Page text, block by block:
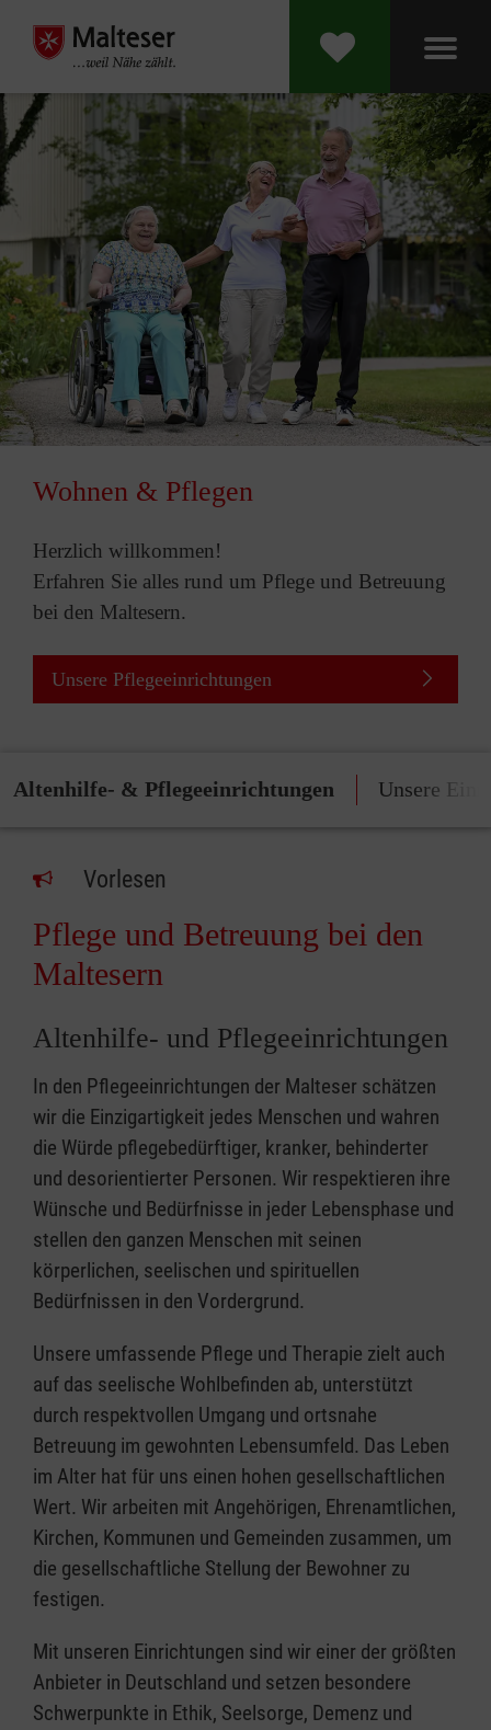
Wohnen & Pflegen
Herzlich willkommen!
Erfahren Sie alles rund um Pflege und Betreuung
bei den Maltesern.
Unsere Pflegeeinrichtungen
Altenhilfe- & Pflegeeinrichtungen Unsere
Vorlesen
Pflege und Betreuung bei den
Maltesern
Altenhilfe- und Pflegeeinrichtungen
In den Pflegeeinrichtungen der Malteser schätzen
wir die Einzigartigkeit jedes Menschen und wahren
die Würde pflegebedürftiger, kranker, behinderter
und desorientierter Personen. Wir respektieren ihre
Wünsche und Bedürfnisse in jeder Lebensphase und
stellen den ganzen Menschen mit seinen
körperlichen, seelischen und spirituellen
Bedürfnissen in den Vordergrund.
Unsere umfassende Pflege und Therapie zielt auch
auf das seelische Wohlbefinden ab, unterstützt
durch respektvollen Umgang und ortsnahe
Betreuung im gewohnten Lebensumfeld. Das Leben
im Alter hat für uns einen hohen gesellschaftlichen
Wert. Wir arbeiten mit Angehörigen, Ehrenamtlichen,
Kirchen, Kommunen und Gemeinden zusammen, um
die gesellschaftliche Stellung der Bewohner zu
festigen.
Mit unseren Einrichtungen sind wir einer der größten
Anbieter in Deutschland und setzen besondere
Schwerpunkte in Ethik, Seelsorge, Demenz und